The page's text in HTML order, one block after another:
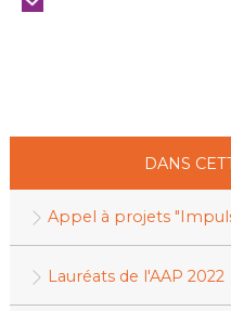
DANS
Appel à projets
Lauréats de l'AAP 2022